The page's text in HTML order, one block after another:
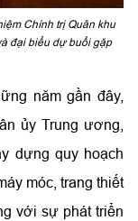
Chính trị Quân khu
đại biểu dự buổi gặp
năm gần đây,
ủy Trung ương,
dựng quy hoạch
móc, trang thiết
với sự phát triển